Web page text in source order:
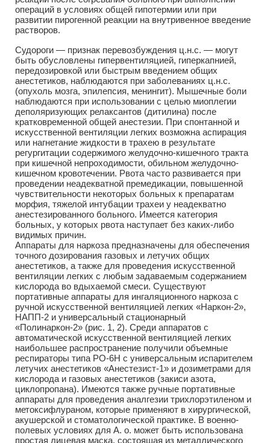
операций в условиях общей гипотермии или при
развитии пирогенной реакции на внутривенное введение
растворов.
Судороги — признак перевозбуждения ц.н.с. — могут
быть обусловлены гипервентиляцией, гиперкапнией,
передозировкой или быстрым введением общих
анестетиков, наблюдаются при заболеваниях ц.н.с.
(опухоль мозга, эпилепсия, менингит). Мышечные боли
наблюдаются при использовании с целью миоплегии
деполяризующих релаксантов (дитилина) после
кратковременной общей анестезии. При спонтанной и
искусственной вентиляции легких возможна аспирация
или нагнетание жидкости в трахею в результате
регургитации содержимого желудочно-кишечного тракта
при кишечной непроходимости, обильном желудочно-
кишечном кровотечении. Рвота часто развивается при
проведении неадекватной премедикации, повышенной
чувствительности некоторых больных к препаратам
морфия, тяжелой интубации трахеи у неадекватно
анестезированного больного. Имеется категория
больных, у которых рвота наступает без каких-либо
видимых причин.
Аппараты для наркоза предназначены для обеспечения
точного дозирования газовых и летучих общих
анестетиков, а также для проведения искусственной
вентиляции легких с любым задаваемым содержанием
кислорода во вдыхаемой смеси. Существуют
портативные аппараты для ингаляционного наркоза с
ручной искусственной вентиляцией легких «Наркон-2»,
НАПП-2 и универсальный стационарный
«Полинаркон-2» (рис. 1, 2). Среди аппаратов с
автоматической искусственной вентиляцией легких
наибольшее распространение получили объемные
респираторы типа РО-6Н с универсальным испарителем
летучих анестетиков «Анестезист-1» и дозиметрами для
кислорода и газовых анестетиков (закиси азота,
циклопропана). Имеются также ручные портативные
аппараты для проведения аналгезии трихлорэтиленом и
метоксифлураном, которые применяют в хирургической,
акушерской и стоматологической практике. В военно-
полевых условиях для А. о. может быть использована
простая лицевая маска, состоящая из металлического